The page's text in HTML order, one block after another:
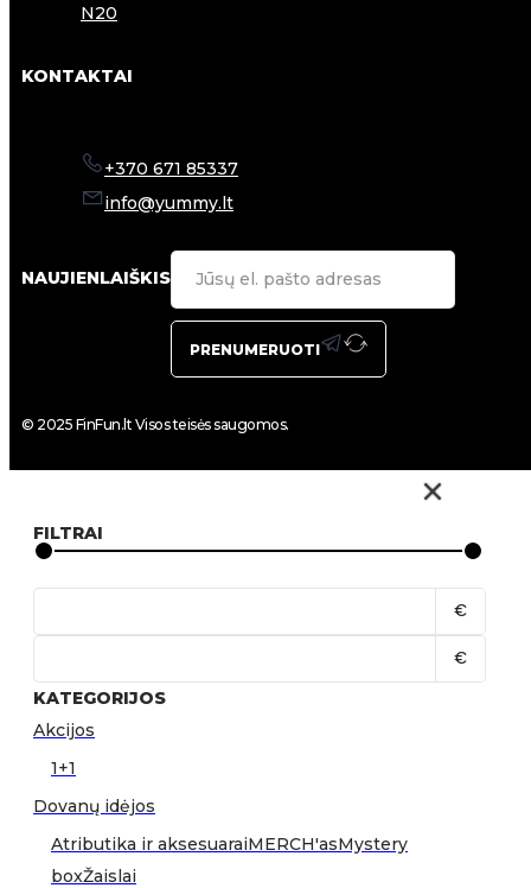
N20
KONTAKTAI
+370 671 85337
info@yummy.lt
NAUJIENLAIŠKIS
PRENUMERUOTI
© 2025 FinFun.lt Visos teisės saugomos.
FILTRAI
€
€
KATEGORIJOS
Akcijos
1+1
Dovanų idėjos
Atributika ir aksesuaraiMERCH'asMystery
boxŽaislai